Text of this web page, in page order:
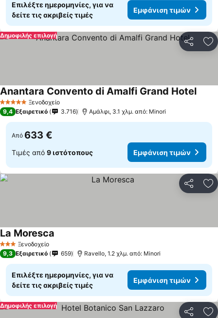
Επιλέξτε ημερομηνίες, για να
δείτε τις ακριβείς τιμές
Εμφάνιση τιμών
Δημοφιλής επιλογή
5 Αστέρια Ξενοδοχείο
Anantara Convento di Amalfi Grand Hotel
9,4 Εξαιρετικό 3.716 Αμάλφι, 3.1 χλμ. από: Minori
Από 633 €
Τιμές από 9 ιστότοπους Εμφάνιση τιμών
3 ΑστέριαΞενοδοχείο
La Moresca
9,3 Εξαιρετικό 659 Ravello, 1.2 χλμ. από: Minori
Επιλέξτε ημερομηνίες, για να
δείτε τις ακριβείς τιμές
Εμφάνιση τιμών
Δημοφιλής επιλογή